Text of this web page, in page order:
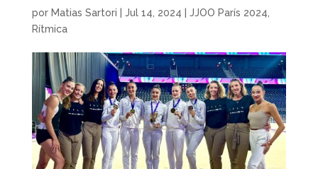
por Matias Sartori Jul 14, 2024 JJOO París 2024
Rítmica